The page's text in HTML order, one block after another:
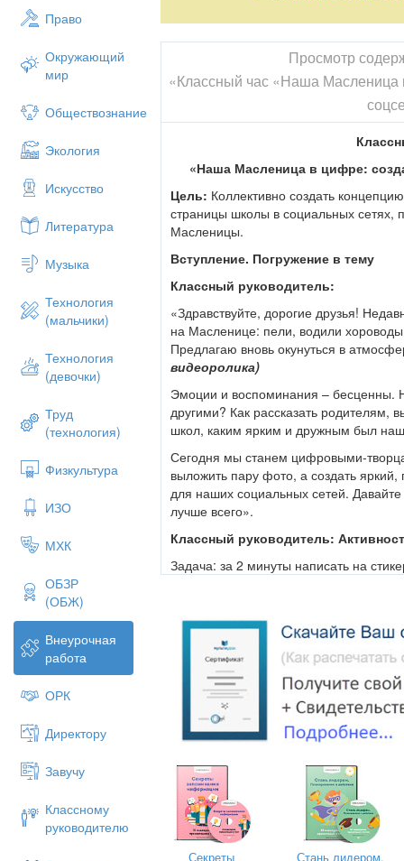
Право
Окружающий
мир
Обществознание
Экология
Искусство
Литература
Музыка
Технология
(мальчики)
Технология
(девочки)
Труд
(технология)
Физкультура
ИЗО
МХК
ОБЗР
(ОБЖ)
Внеурочная
работа
ОРК
Директору
Завучу
Классному
руководителю
Просмотр
«Классный час «Наша Масленица
«Наша Масленица в цифре:
Цель: Коллективно создать
страницы школы в социальных
Масленицы.
Вступление. Погружение в тему
Классный руководитель:
«Здравствуйте, дорогие друзья!
на Масленице: пели, водили
Предлагаю вновь окунуться в
видеоролика)
Эмоции и воспоминания – бесценны.
другими? Как рассказать родителям,
школ, каким ярким и дружным был
Сегодня мы станем цифровыми-
выложить пару фото, а создать
для наших социальных сетей.
лучше всего».
Классный руководитель:
Задача: за 2 минуты написать на
По очереди участники выходят к
приклеивают стикер.
На доске образуется «облако»
«Веселье», «Блины», «Весна»,
каната», «Улыбки», «Костер»).
Мозговой штурм «Цель и
Классный руководитель:«Прежде
подумаем: ДЛЯ КОГО мы это делаем
аудиторией, кто будет это
младших/старших классов, учителя,
На стикерах другого цвета
Секреты
Стань лидером.